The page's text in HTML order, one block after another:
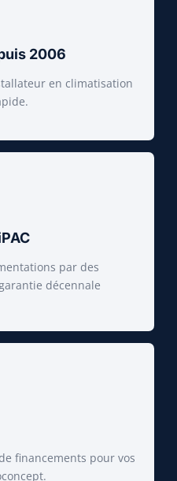
2006
en climatisation
par des
décennale
financements pour vos